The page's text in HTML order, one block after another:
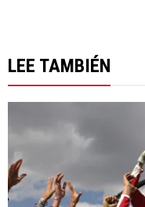
LEE TAMBIÉN